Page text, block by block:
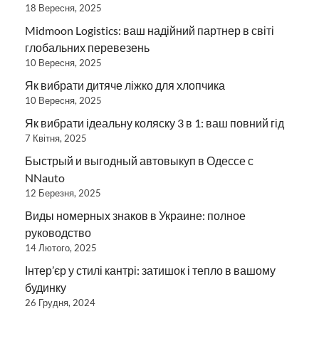
18 Вересня, 2025
Midmoon Logistics: ваш надійний партнер в світі
глобальних перевезень
10 Вересня, 2025
Як вибрати дитяче ліжко для хлопчика
10 Вересня, 2025
Як вибрати ідеальну коляску 3 в 1: ваш повний гід
7 Квітня, 2025
Быстрый и выгодный автовыкуп в Одессе с
NNauto
12 Березня, 2025
Виды номерных знаков в Украине: полное
руководство
14 Лютого, 2025
Інтер’єр у стилі кантрі: затишок і тепло в вашому
будинку
26 Грудня, 2024